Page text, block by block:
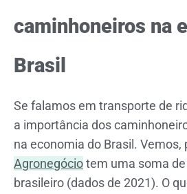
caminhoneiros na
Brasil
Se falamos em transporte de
a importância dos
na economia do Brasil. Vemos,
Agronegóciotem uma soma de
brasileiro (dados de 2021). O